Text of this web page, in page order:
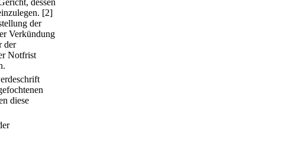
dessen
[2]
der
Verkündung
der
Notfrist
diese